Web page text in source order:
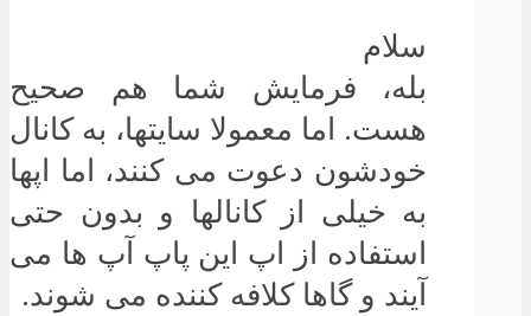
سلام
بله، فرمایش شما هم صحیح
هست. اما معمولا سایتها، به کانال
خودشون دعوت می کنند، اما اپها
به خیلی از کانالها و بدون حتی
استفاده از اپ این پاپ آپ ها می
آیند و گاها کلافه کننده می شوند.